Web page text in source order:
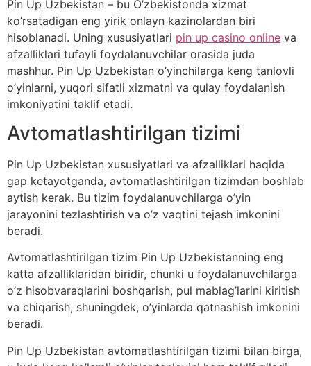
Pin Up Uzbekistan – bu O’zbekistonda xizmat
ko’rsatadigan eng yirik onlayn kazinolardan biri
hisoblanadi. Uning xususiyatlari pin up casino online va
afzalliklari tufayli foydalanuvchilar orasida juda
mashhur. Pin Up Uzbekistan o’yinchilarga keng tanlovli
o’yinlarni, yuqori sifatli xizmatni va qulay foydalanish
imkoniyatini taklif etadi.
Avtomatlashtirilgan tizimi
Pin Up Uzbekistan xususiyatlari va afzalliklari haqida
gap ketayotganda, avtomatlashtirilgan tizimdan boshlab
aytish kerak. Bu tizim foydalanuvchilarga o’yin
jarayonini tezlashtirish va o’z vaqtini tejash imkonini
beradi.
Avtomatlashtirilgan tizim Pin Up Uzbekistanning eng
katta afzalliklaridan biridir, chunki u foydalanuvchilarga
o’z hisobvaraqlarini boshqarish, pul mablag’larini kiritish
va chiqarish, shuningdek, o’yinlarda qatnashish imkonini
beradi.
Pin Up Uzbekistan avtomatlashtirilgan tizimi bilan birga,